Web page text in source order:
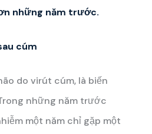
những năm trước.
cúm
do virút cúm, là biến
những năm trước
một năm chỉ gặp một